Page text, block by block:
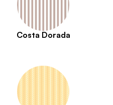
Costa Dorada